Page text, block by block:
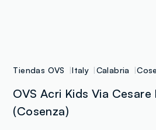
Tiendas OVS Italy Calabria
OVS Acri Kids Via
(Cosenza)